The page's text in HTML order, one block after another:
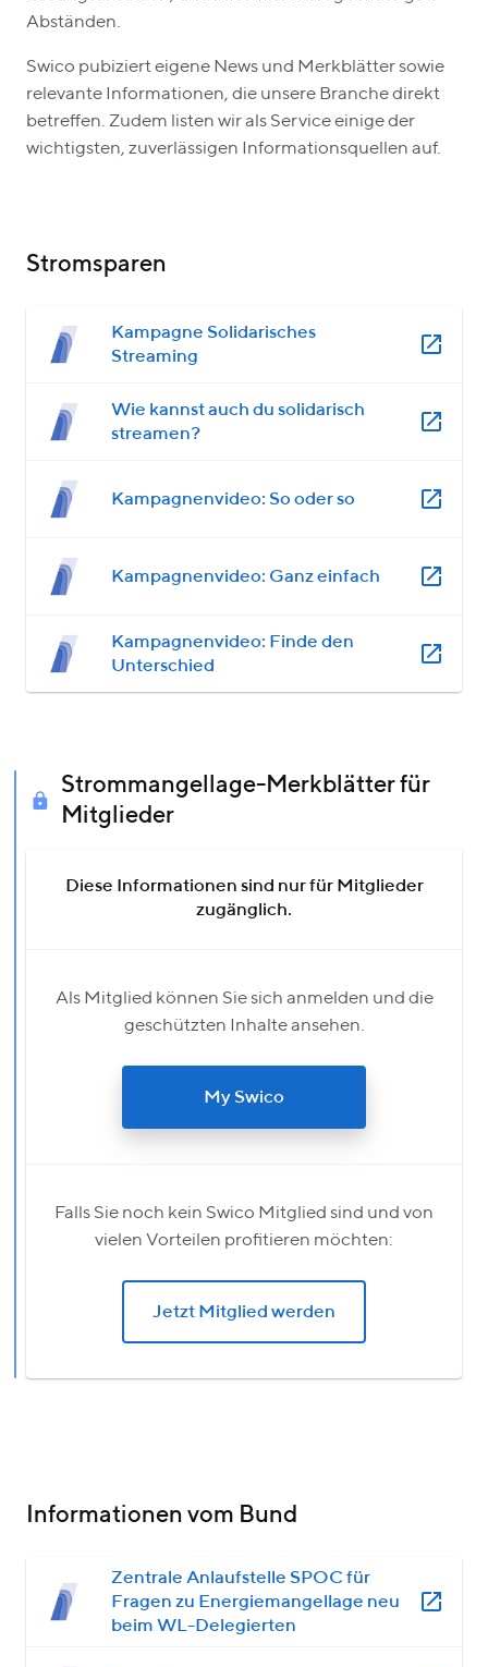
Abständen.
Swico pubiziert eigene News und Merkblätter sowie
relevante Informationen, die unsere Branche direkt
betreffen. Zudem listen wir als Service einige der
wichtigsten, zuverlässigen Informationsquellen auf.
Stromsparen
Kampagne Solidarisches
Streaming
Wie kannst auch du solidarisch
streamen?
Kampagnenvideo: So oder so
Kampagnenvideo: Ganz einfach
Kampagnenvideo: Finde den
Unterschied
Strommangellage-Merkblätter für
Mitglieder
Diese Informationen sind nur für Mitglieder
zugänglich.
Als Mitglied können Sie sich anmelden und die
geschützten Inhalte ansehen.
My Swico
Falls Sie noch kein Swico Mitglied sind und von
vielen Vorteilen profitieren möchten:
Jetzt Mitglied werden
Informationen vom Bund
Zentrale Anlaufstelle SPOC für
Fragen zu Energiemangellage neu
beim WL-Delegierten